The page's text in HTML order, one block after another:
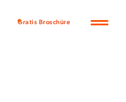
Gratis Broschüre